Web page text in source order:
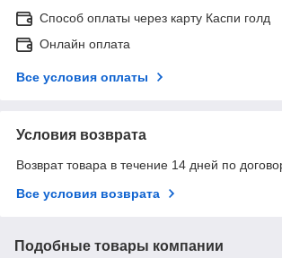
Способ оплаты через карту Каспи голд
Онлайн оплата
Все условия оплаты
Условия возврата
Возврат товара в течение 14 дней по
Все условия возврата
Подобные товары компании